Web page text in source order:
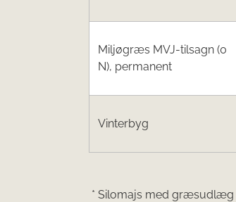
Miljøgræs MVJ-tilsagn (0
N), permanent
Vinterbyg
* Silomajs med græsudlæg